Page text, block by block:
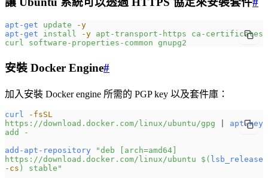
apt-get update -y
apt-get install -y apt-transport-https ca-certificates
curl software-properties-common gnupg2
安裝 Docker Engine#
加入安裝 Docker engine 所需的 PGP key 以及套件庫：
curl
-fsSL
https://download.docker.com/linux/ubuntu/gpg
apt-key
add
-
add-apt-repository "deb [arch=amd64]
https://download.docker.com/linux/ubuntu $( lsb_release
-cs ) stable"